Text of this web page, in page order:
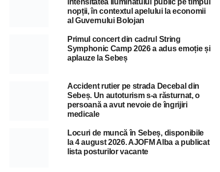
intensitatea iluminatului public pe timpul
nopții, în contextul apelului la economii
al Guvernului Bolojan
Primul concert din cadrul String
Symphonic Camp 2026 a adus emoție și
aplauze la Sebeș
Accident rutier pe strada Decebal din
Sebeș. Un autoturism s-a răsturnat, o
persoană a avut nevoie de îngrijiri
medicale
Locuri de muncă în Sebeș, disponibile
la 4 august 2026. AJOFM Alba a publicat
lista posturilor vacante